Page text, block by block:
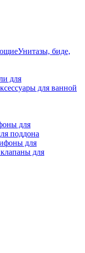
Унитазы, биде,
для
для ванной
для
поддона
для
для